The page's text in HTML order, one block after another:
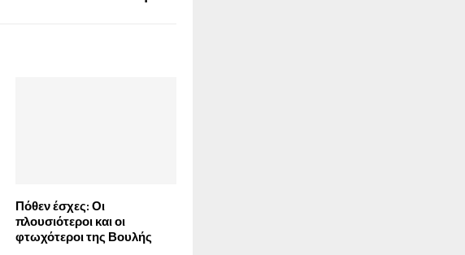
Πόθεν έσχες: Οι
πλουσιότεροι και οι
φτωχότεροι της Βουλής